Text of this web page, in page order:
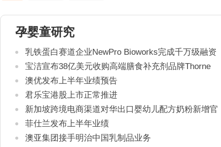
孕婴童研究
乳铁蛋白赛道企业NewPro Bioworks完成千万级融资
宝洁宣布38亿美元收购高端膳食补充剂品牌Thorne
澳优发布上半年业绩预告
君乐宝港股上市正常推进
新加坡跨境电商渠道对华出口婴幼儿配方奶粉新增官
方健康证书通关要求
菲仕兰发布上半年业绩
澳亚集团接手明治中国乳制品业务